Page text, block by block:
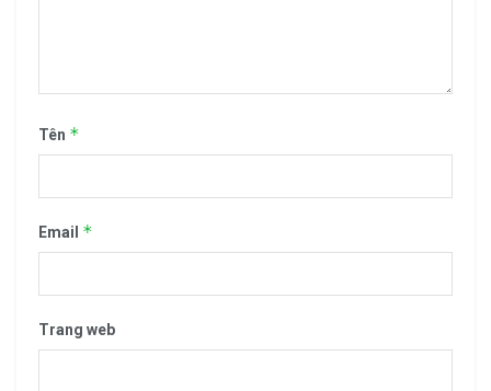
Tên *
Email *
Trang web